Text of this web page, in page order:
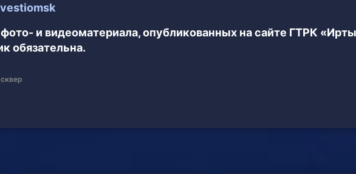
и видеоматериала, опубликованных на сайте ГТРК
обязательна.
сквер